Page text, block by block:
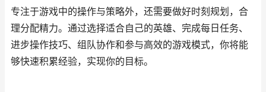
专注于游戏中的操作与策略外，还需要做好时刻规划，合
理分配精力。通过选择适合自己的英雄、完成每日任务、
进步操作技巧、组队协作和参与高效的游戏模式，你将能
够快速积累经验，实现你的目标。